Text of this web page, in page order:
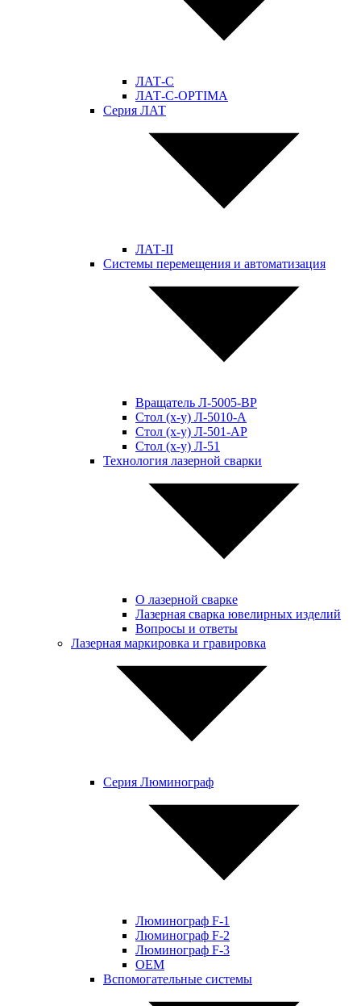
ЛАТ-С
ЛАТ-С-OPTIMA
Серия ЛАТ
ЛАТ-II
Системы перемещения и автоматизация
Вращатель Л-5005-ВР
Стол (x-y) Л-5010-А
Стол (x-y) Л-501-АР
Стол (x-y) Л-51
Технология лазерной сварки
О лазерной сварке
Лазерная сварка ювелирных изделий
Вопросы и ответы
Лазерная маркировка и гравировка
Серия Люминограф
Люминограф F-1
Люминограф F-2
Люминограф F-3
OEM
Вспомогательные системы